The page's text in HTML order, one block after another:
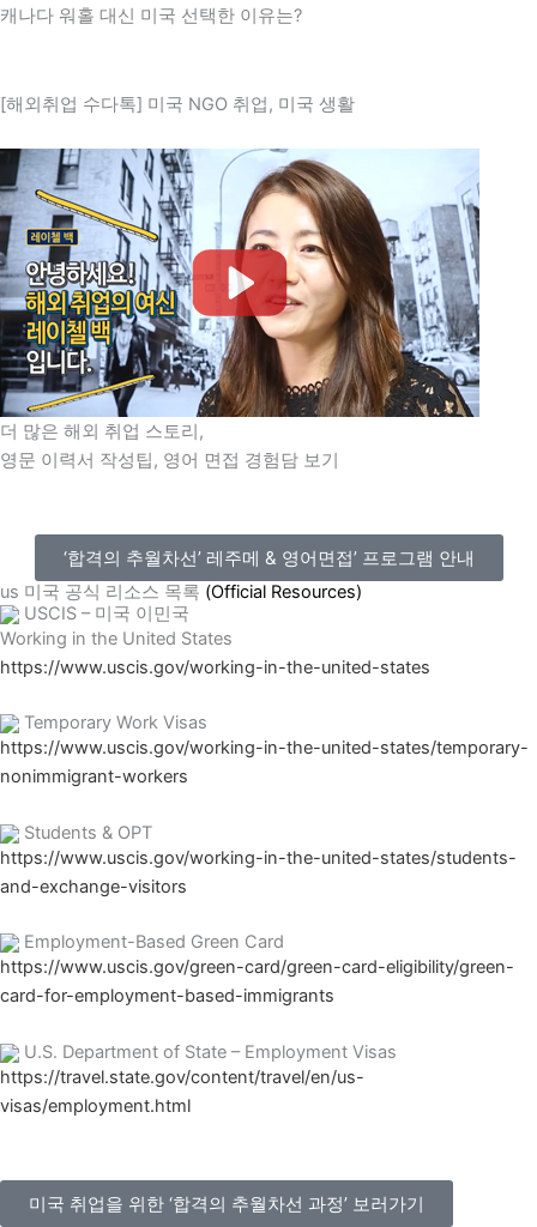
캐나다 워홀 대신 미국 선택한 이유는?
[해외취업 수다톡] 미국 NGO 취업, 미국 생활
더 많은 해외 취업 스토리,
영문 이력서 작성팁, 영어 면접 경험담 보기
‘합격의 추월차선’ 레주메 & 영어면접’ 프로그램 안내
us 미국 공식 리소스 목록 (Official Resources)
USCIS – 미국 이민국
Working in the United States
https://www.uscis.gov/working-in-the-united-states
Temporary Work Visas
https://www.uscis.gov/working-in-the-united-states/temporary-
nonimmigrant-workers
Students & OPT
https://www.uscis.gov/working-in-the-united-states/students-
and-exchange-visitors
Employment-Based Green Card
https://www.uscis.gov/green-card/green-card-eligibility/green-
card-for-employment-based-immigrants
U.S. Department of State – Employment Visas
https://travel.state.gov/content/travel/en/us-
visas/employment.html
미국 취업을 위한 ‘합격의 추월차선 과정’ 보러가기